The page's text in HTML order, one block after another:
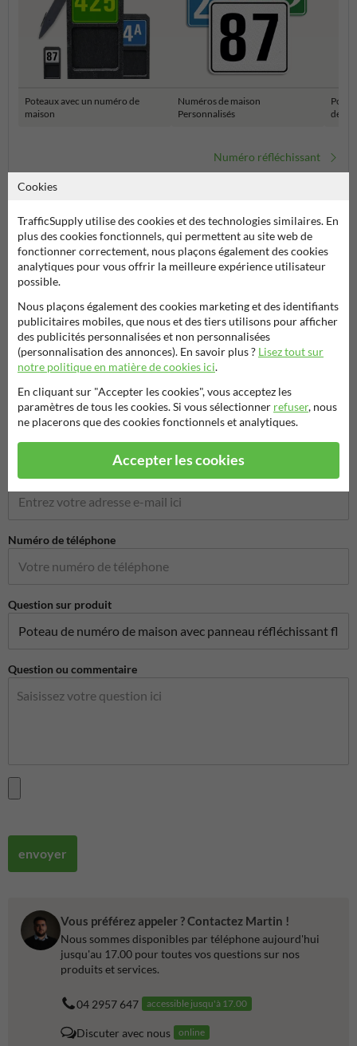
Poteaux avec un numéro de
maison
Numéros de maison
Personnalisés
de
Numéro réfléchissant
Poser votre question à Signalisationtouristique.be
Nom*
Nom de l'entreprise
Adresse e-mail*
Numéro de téléphone
Question sur produit
Question ou commentaire
envoyer
Vous préférez appeler ? Contactez Martin !
Nous sommes disponibles par téléphone aujourd'hui
jusqu'au 17.00 pour toutes vos questions sur nos
produits et services.
04 2957 647 accessible jusqu'à 17.00
Discuter avec nous online
Cookies
TrafficSupply utilise des cookies et des technologies similaires. En
plus des cookies fonctionnels, qui permettent au site web de
fonctionner correctement, nous plaçons également des cookies
analytiques pour vous offrir la meilleure expérience utilisateur
possible.
Nous plaçons également des cookies marketing et des identifiants
publicitaires mobiles, que nous et des tiers utilisons pour afficher
des publicités personnalisées et non personnalisées
(personnalisation des annonces). En savoir plus ? Lisez tout sur
notre politique en matière de cookies ici.
En cliquant sur "Accepter les cookies", vous acceptez les
paramètres de tous les cookies. Si vous sélectionner refuser, nous
ne placerons que des cookies fonctionnels et analytiques.
Accepter les cookies